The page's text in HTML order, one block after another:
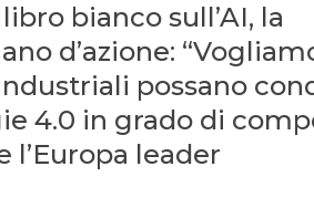
bianco sull’AI, la
d’azione:
possano
4.0 in grado di
l’Europa leader